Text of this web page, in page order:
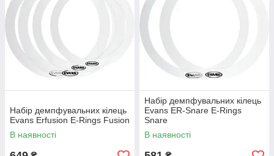
Набір демпфувальних кілець
Evans Erfusion E-Rings Fusion
В наявності
Набір демпфувальних кілець
Evans ER-Snare E-Rings
Snare
В наявності